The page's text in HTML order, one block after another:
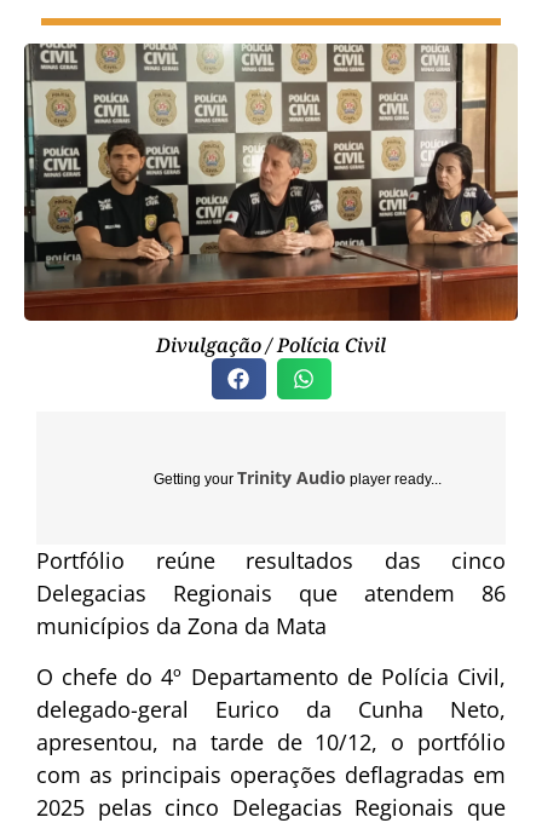
Divulgação / Polícia Civil
Getting your Trinity Audio player ready...
Portfólio reúne resultados das cinco
Delegacias Regionais que atendem 86
municípios da Zona da Mata
O chefe do 4º Departamento de Polícia Civil,
delegado-geral Eurico da Cunha Neto,
apresentou, na tarde de 10/12, o portfólio
com as principais operações deflagradas em
2025 pelas cinco Delegacias Regionais que